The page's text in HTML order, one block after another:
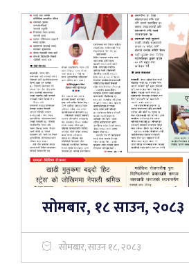
सोमबार, १८ साउन, २०८३
सोमबार, साउन १८, २०८३